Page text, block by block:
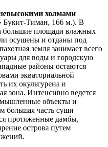
холмами
Букит-Тиман, 166 м.). В
большие площади влажных
осушены и отданы под
земля занимает всего
для воды и городскую
районы остаются
экваториальной
их окультурена и
зона. Интенсивно ведется
объекты и
большая часть суши
протяженные дамбы,
острова путем